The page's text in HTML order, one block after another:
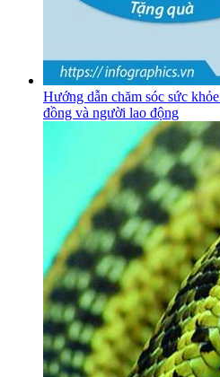
Hướng dẫn chăm sóc sức
đồng và người lao động